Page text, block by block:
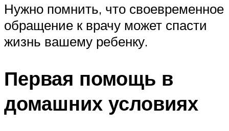
Нужно помнить, что своевременное
обращение к врачу может спасти
жизнь вашему ребенку.
Первая помощь в
домашних условиях